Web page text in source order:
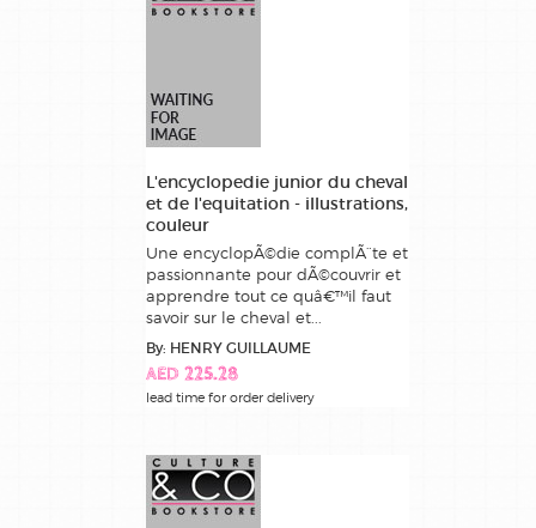
L'encyclopedie junior du cheval
et de l'equitation - illustrations,
couleur
Une encyclopÃ©die complÃ¨te et
passionnante pour dÃ©couvrir et
apprendre tout ce quâ€™il faut
savoir sur le cheval et...
By: HENRY GUILLAUME
AED 225.28
lead time for order delivery